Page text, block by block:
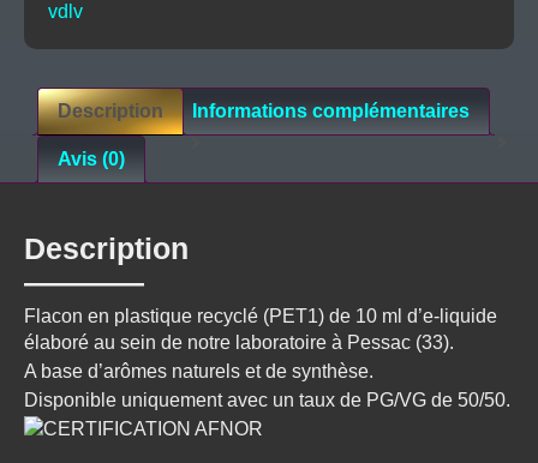
vdlv
Description Informations complémentaires
Avis (0)
Description
Flacon en plastique recyclé (PET1) de 10 ml d’e-liquide
élaboré au sein de notre laboratoire à Pessac (33).
A base d’arômes naturels et de synthèse.
Disponible uniquement avec un taux de PG/VG de 50/50.